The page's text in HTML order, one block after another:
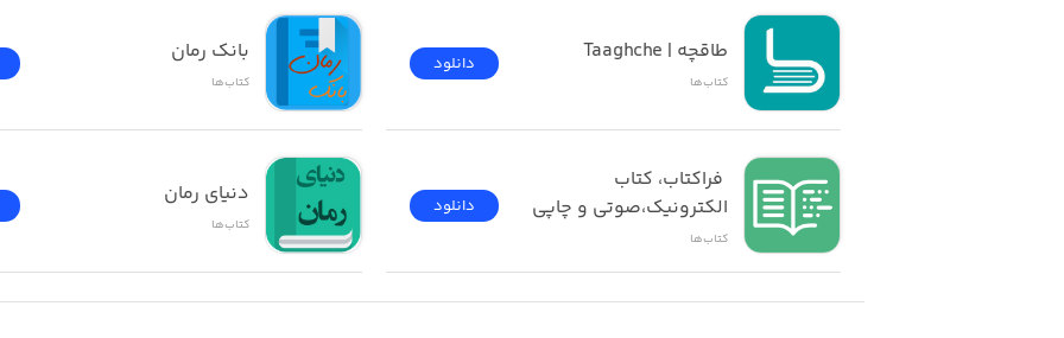
طاقچه | Taaghche
کتاب‌ها
دانلود
الکترونیک،صوتی و چاپی
کتاب‌ها
دانلود
بانک رمان
کتاب‌ها
دنیای رمان
کتاب‌ها